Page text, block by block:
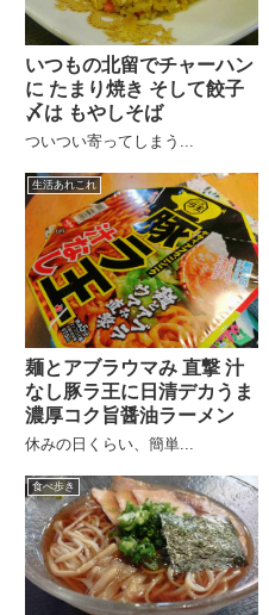
いつもの北留でチャーハン
に たまり焼き そして餃子
〆は もやしそば
ついつい寄ってしまう...
生活あれこれ
麺とアブラウマみ 直撃 汁
なし豚ラ王に日清デカうま
濃厚コク旨醤油ラーメン
休みの日くらい、簡単...
食べ歩き